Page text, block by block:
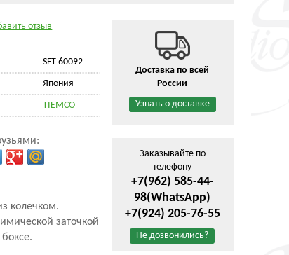
отзыв
SFT 60092
Япония
TIEMCO
колечком.
заточкой
Доставка по всей
России
Узнать о доставке
Заказывайте по
телефону
+7(962) 585-44-
98(WhatsApp)
+7(924) 205-76-55
Не дозвонились?